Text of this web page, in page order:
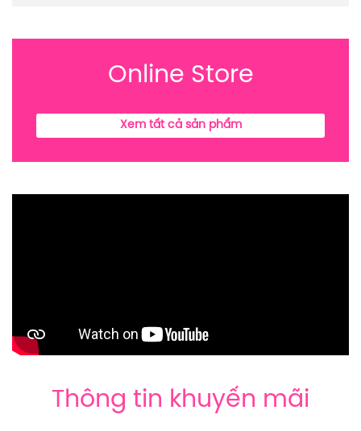
Online Store
Xem tất cả sản phẩm
Thông tin khuyến mãi